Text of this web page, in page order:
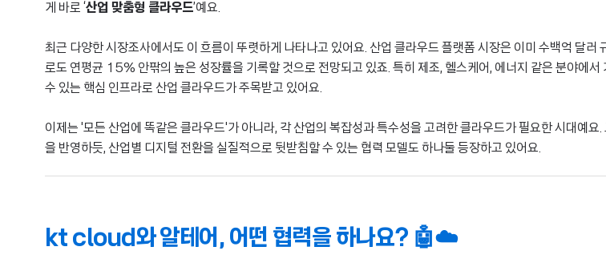
게 바로 ‘산업 맞춤형 클라우드’예요.
최근 다양한 시장조사에서도 이 흐름이 뚜렷하게 나타나고 있어요. 산업 클라우드 플랫폼 시장은 이미 수백억 달러
로도 연평균 15% 안팎의 높은 성장률을 기록할 것으로 전망되고 있죠. 특히 제조, 헬스케어, 에너지 같은 분야에서
수 있는 핵심 인프라로 산업 클라우드가 주목받고 있어요.
이제는 '모든 산업에 똑같은 클라우드'가 아니라, 각 산업의 복잡성과 특수성을 고려한 클라우드가 필요한 시대예요.
을 반영하듯, 산업별 디지털 전환을 실질적으로 뒷받침할 수 있는 협력 모델도 하나둘 등장하고 있어요.
kt cloud와 알테어, 어떤 협력을 하나요? 🤖☁️